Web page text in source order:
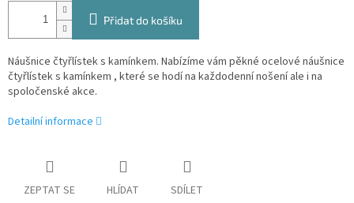
Přidat do košíku
Náušnice čtyřlístek s kamínkem. Nabízíme vám pěkné ocelové náušnice
čtyřlístek s kamínkem , které se hodí na každodenní nošení ale i na
spoločenské akce.
Detailní informace
ZEPTAT SE HLÍDAT SDÍLET